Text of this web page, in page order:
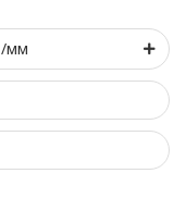
/мм